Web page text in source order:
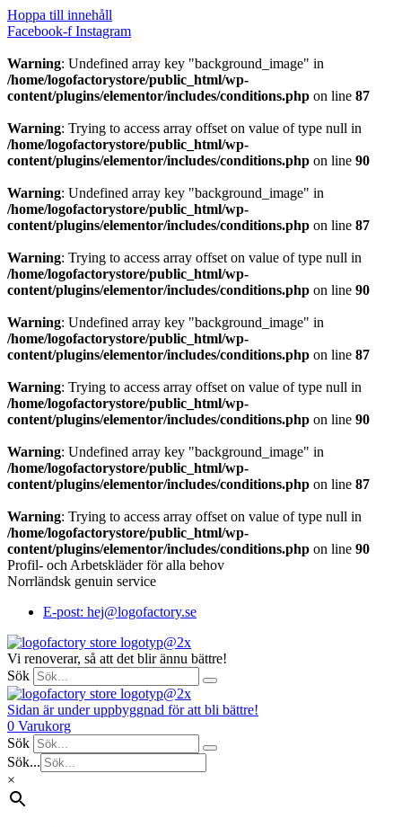
Hoppa till innehåll
Facebook-f Instagram
Warning: Undefined array key "background_image" in
/home/logofactorystore/public_html/wp-
content/plugins/elementor/includes/conditions.php on line 87
Warning: Trying to access array offset on value of type null in
/home/logofactorystore/public_html/wp-
content/plugins/elementor/includes/conditions.php on line 90
Warning: Undefined array key "background_image" in
/home/logofactorystore/public_html/wp-
content/plugins/elementor/includes/conditions.php on line 87
Warning: Trying to access array offset on value of type null in
/home/logofactorystore/public_html/wp-
content/plugins/elementor/includes/conditions.php on line 90
Warning: Undefined array key "background_image" in
/home/logofactorystore/public_html/wp-
content/plugins/elementor/includes/conditions.php on line 87
Warning: Trying to access array offset on value of type null in
/home/logofactorystore/public_html/wp-
content/plugins/elementor/includes/conditions.php on line 90
Warning: Undefined array key "background_image" in
/home/logofactorystore/public_html/wp-
content/plugins/elementor/includes/conditions.php on line 87
Warning: Trying to access array offset on value of type null in
/home/logofactorystore/public_html/wp-
content/plugins/elementor/includes/conditions.php on line 90
Profil- och Arbetskläder för alla behov
Norrländsk genuin service
E-post: hej@logofactory.se
Vi renoverar, så att det blir ännu bättre!
Sök
Sidan är under uppbyggnad för att bli bättre!
0 Varukorg
Sök
Sök...
×